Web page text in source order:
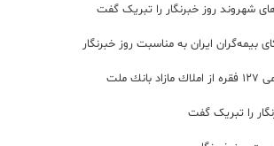
شهروند روز خبرنگار را تبریک گفت
بیمه‌گران ایران به مناسبت روز خبرنگار
ملت
را تبریک گفت